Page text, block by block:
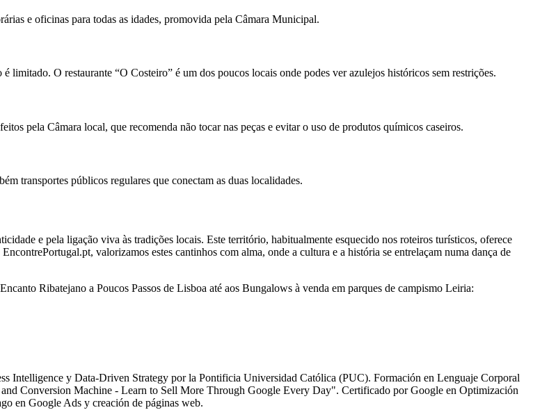
e oficinas para todas as idades, promovida pela Câmara Municipal.
limitado. O restaurante “O Costeiro” é um dos poucos locais onde podes ver azulejos históricos sem restrições.
pela Câmara local, que recomenda não tocar nas peças e evitar o uso de produtos químicos caseiros.
transportes públicos regulares que conectam as duas localidades.
e pela ligação viva às tradições locais. Este território, habitualmente esquecido nos roteiros turísticos, oferece
valorizamos estes cantinhos com alma, onde a cultura e a história se entrelaçam numa dança de
Ribatejano a Poucos Passos de Lisboa até aos Bungalows à venda em parques de campismo Leiria:
Intelligence y Data-Driven Strategy por la Pontificia Universidad Católica (PUC). Formación en Lenguaje Corporal
Conversion Machine - Learn to Sell More Through Google Every Day". Certificado por Google en Optimización
en Google Ads y creación de páginas web.